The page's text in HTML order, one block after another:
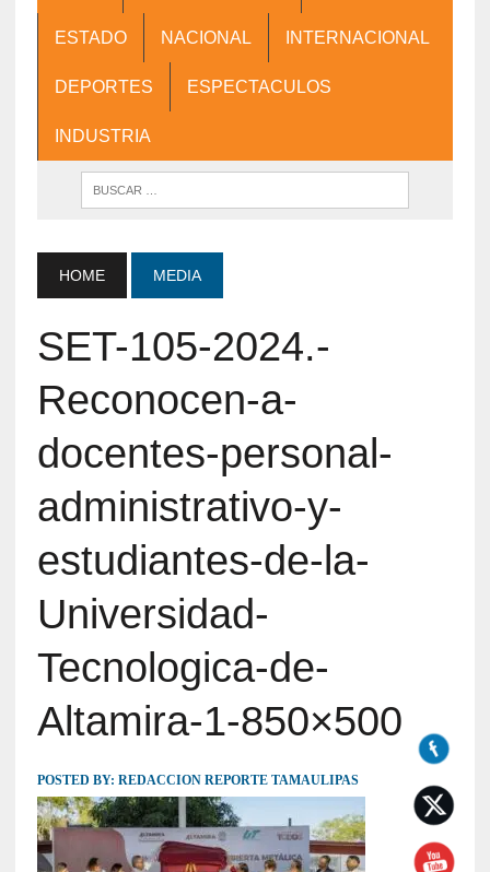
ESTADO NACIONAL INTERNACIONAL
DEPORTES ESPECTACULOS
INDUSTRIA
HOME MEDIA
SET-105-2024.-
Reconocen-a-
docentes-personal-
administrativo-y-
estudiantes-de-la-
Universidad-
Tecnologica-de-
Altamira-1-850×500
POSTED BY: REDACCION REPORTE TAMAULIPAS